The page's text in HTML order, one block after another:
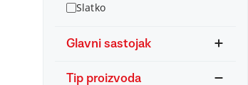
Slatko
Glavni sastojak
Tip proizvoda